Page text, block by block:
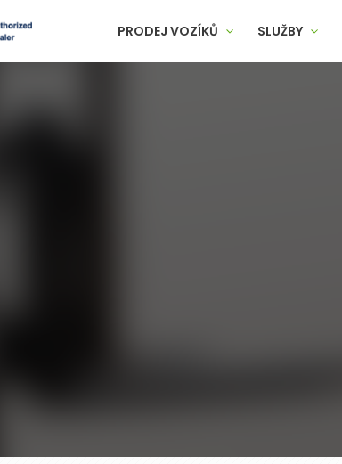
PRODEJ VOZÍKŮ SLUŽBY